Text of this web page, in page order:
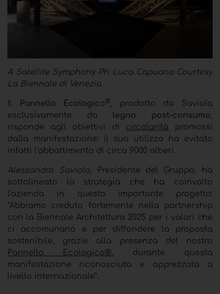
A Satellite Symphony Ph. Luca Capuano Courtesy
La Biennale di Venezia
Il Pannello Ecologico®, prodotto da Saviola
esclusivamente da legno post-consumo,
risponde agli obiettivi di circolarità promossi
dalla manifestazione: il suo utilizzo ha evitato
infatti l'abbattimento di circa 9000 alberi.
Alessandro Saviola, Presidente del Gruppo, ha
sottolineato la strategia che ha coinvolto
l'azienda in questo importante progetto:
“Abbiamo creduto fortemente nella partnership
con la Biennale Architettura 2025 per i valori che
ci accomunano e per diffondere la proposta
sostenibile, grazie alla presenza del nostro
Pannello Ecologico®, durante questa
manifestazione riconosciuta e apprezzata a
livello internazionale”.